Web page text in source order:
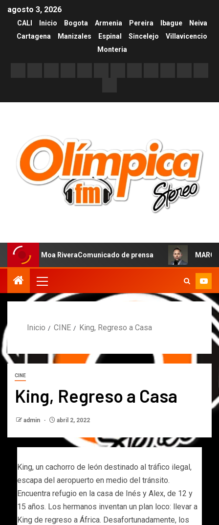
agosto 3, 2026
CALI Inicio Bogota Armenia Pereira Ibague
Neiva
Cartagena
Manizales Espinal Sincelejo
Villavicencio
Monteria
RiveraComunicado de prensa MARCOS PETRO
Inicio CINE King, Regreso a Casa
CINE
King, Regreso a Casa
admin abril 2, 2022
King, un cachorro de león destinado al tráfico ilegal,
escapa del aeropuerto en medio del tránsito.
Encuentra refugio en la casa de Inés y Alex, de 12 y
15 años. Los hermanos inventan un plan loco: llevar a
King de regreso a África. Desafortunadamente, los